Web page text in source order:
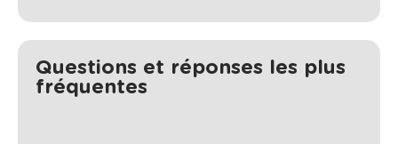
Questions et réponses les plus
fréquentes​